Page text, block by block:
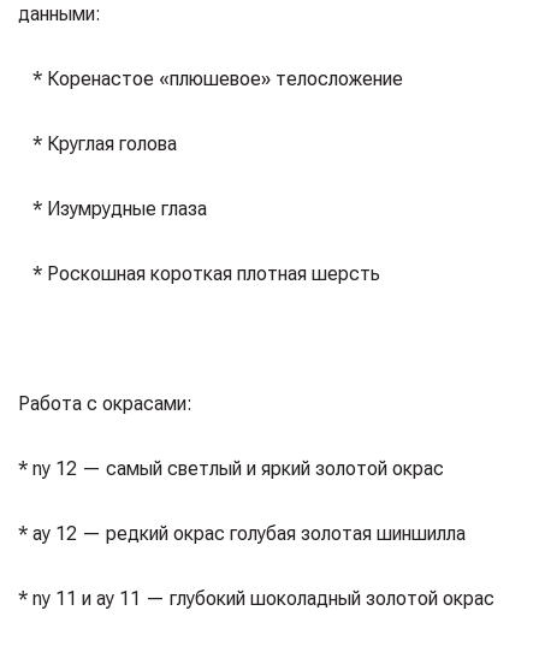
данными:⁣⁣⠀
⠀* Коренастое «плюшевое» телосложение⁣⁣⠀
⠀* Круглая голова⁣⁣⠀
⠀* Изумрудные глаза⁣⁣⠀
⠀* Роскошная короткая плотная шерсть⁣⁣⠀
Работа с окрасами:⁣⁣⠀
* ny 12 — самый светлый и яркий золотой окрас⁣⁣⠀
* ау 12 — редкий окрас голубая золотая шиншилла⁣⁣⠀
* ny 11 и ау 11 — глубокий шоколадный золотой окрас⁣⁣⠀